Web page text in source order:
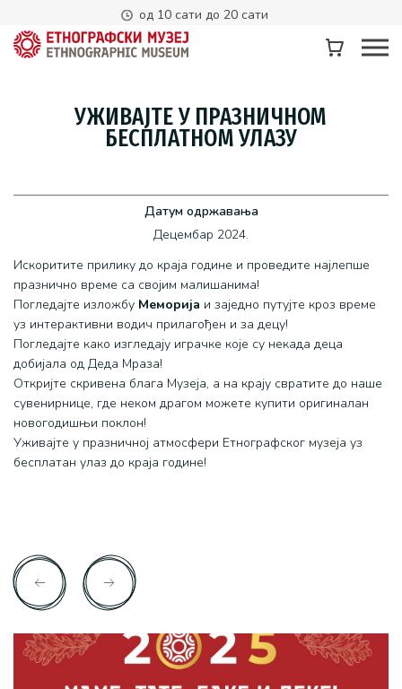
од 10 сати до 20 сати
УЖИВАЈТЕ У ПРАЗНИЧНОМ
БЕСПЛАТНОМ УЛАЗУ
Датум одржавања
Децембар 2024.
Искоритите прилику до краја године и проведите најлепше
празнично време са својим малишанима!
Погледајте изложбу Меморија и заједно путујте кроз време
уз интерактивни водич прилагођен и за децу!
Погледајте како изгледају играчке које су некада деца
добијала од Деда Мраза!
Откријте скривена блага Музеја, а на крају свратите до наше
сувенирнице, где неком драгом можете купити оригиналан
новогодишњи поклон!
Уживајте у празничној атмосфери Етнографског музеја уз
бесплатан улаз до краја године!